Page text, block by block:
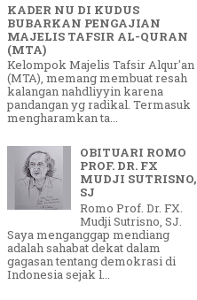
KADER NU DI KUDUS
BUBARKAN PENGAJIAN
MAJELIS TAFSIR AL-QURAN
(MTA)
Kelompok Majelis Tafsir Alqur'an
(MTA), memang membuat resah
kalangan nahdliyyin karena
pandangan yg radikal. Termasuk
mengharamkan ta...
OBITUARI ROMO
PROF. DR. FX
MUDJI SUTRISNO,
SJ
Romo Prof. Dr. FX.
Mudji Sutrisno, SJ.
Saya menganggap mendiang
adalah sahabat dekat dalam
gagasan tentang demokrasi di
Indonesia sejak l...